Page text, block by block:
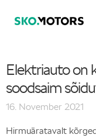
Elektriauto on
soodsaim
16. November 2021
Hirmuäratavalt